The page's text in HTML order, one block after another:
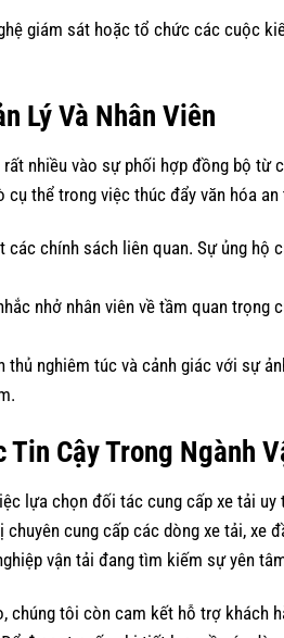
giám sát hoặc tổ chức các cuộc
Lý Và Nhân Viên
nhiều vào sự phối hợp đồng bộ từ
thể trong việc thúc đẩy văn hóa
chính sách liên quan. Sự ủng hộ
nhở nhân viên về tầm quan trọng
nghiêm túc và cảnh giác với sự
Cậy Trong Ngành
lựa chọn đối tác cung cấp xe tải
cung cấp các dòng xe tải, xe
vận tải đang tìm kiếm sự yên
chúng tôi còn cam kết hỗ trợ khách